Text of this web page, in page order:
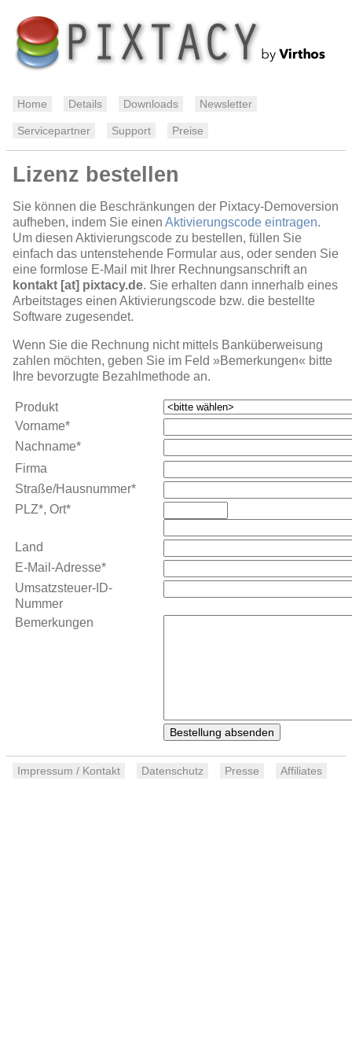
Home Details Downloads Newsletter
Servicepartner Support Preise
Lizenz bestellen
Sie können die Beschränkungen der Pixtacy-Demoversion
aufheben, indem Sie einen Aktivierungscode eintragen.
Um diesen Aktivierungscode zu bestellen, füllen Sie
einfach das untenstehende Formular aus, oder senden Sie
eine formlose E-Mail mit Ihrer Rechnungsanschrift an
kontakt [at] pixtacy.de. Sie erhalten dann innerhalb eines
Arbeitstages einen Aktivierungscode bzw. die bestellte
Software zugesendet.
Wenn Sie die Rechnung nicht mittels Banküberweisung
zahlen möchten, geben Sie im Feld »Bemerkungen« bitte
Ihre bevorzugte Bezahl­methode an.
Produkt
Vorname*
Nachname*
Firma
Straße/Hausnummer*
PLZ*, Ort*
Land
E-Mail-Adresse*
Umsatzsteuer-ID-
Nummer
Bemerkungen
Impressum / Kontakt Datenschutz Presse Affiliates